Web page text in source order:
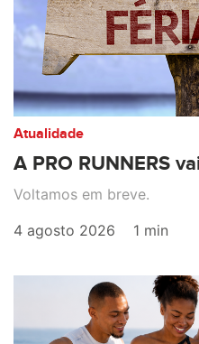
Atualidade
A PRO RUNNERS
Voltamos em breve.
4 agosto 2026
1 min